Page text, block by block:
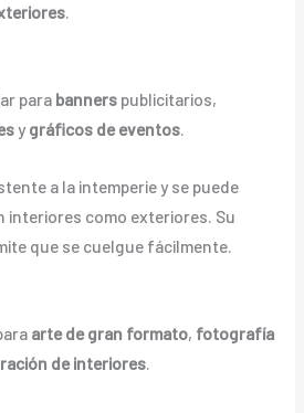
.
para banners publicitarios,
y gráficos de eventos.
a la intemperie y se puede
interiores como exteriores. Su
que se cuelgue fácilmente.
arte de gran formato, fotografía
de interiores